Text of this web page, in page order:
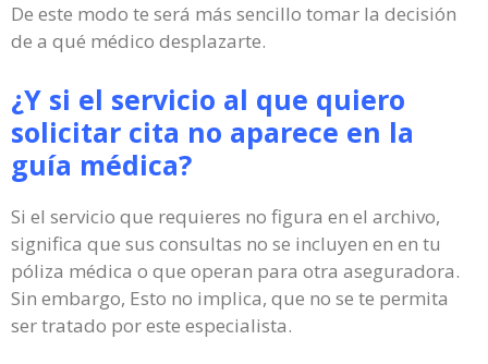
De este modo te será más sencillo tomar la decisión
de a qué médico desplazarte.
¿Y si el servicio al que quiero
solicitar cita no aparece en la
guía médica?
Si el servicio que requieres no figura en el archivo,
significa que sus consultas no se incluyen en en tu
póliza médica o que operan para otra aseguradora.
Sin embargo, Esto no implica, que no se te permita
ser tratado por este especialista.